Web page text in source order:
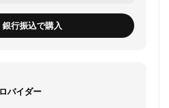
銀行振込で購入
バイダー